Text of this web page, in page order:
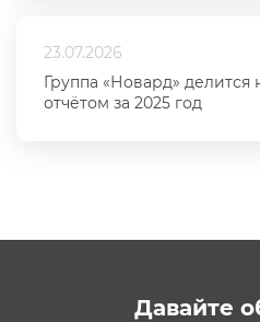
23.07.2026
Группа «Новард»
отчётом за 2025 год
Давайте